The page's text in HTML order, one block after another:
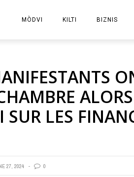
MÒDVI KILTI BIZNIS
SUR LES
27, 2024 0